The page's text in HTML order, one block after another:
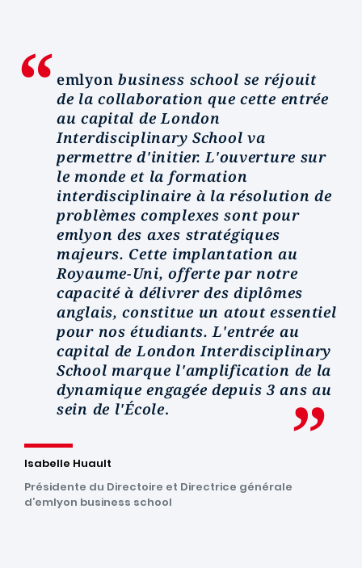
emlyon business school se réjouit
de la collaboration que cette entrée
au capital de London
Interdisciplinary School va
permettre d'initier. L'ouverture sur
le monde et la formation
interdisciplinaire à la résolution de
problèmes complexes sont pour
emlyon des axes stratégiques
majeurs. Cette implantation au
Royaume-Uni, offerte par notre
capacité à délivrer des diplômes
anglais, constitue un atout essentiel
pour nos étudiants. L'entrée au
capital de London Interdisciplinary
School marque l'amplification de la
dynamique engagée depuis 3 ans au
sein de l'École.
Isabelle Huault
Présidente du Directoire et Directrice générale
d’emlyon business school